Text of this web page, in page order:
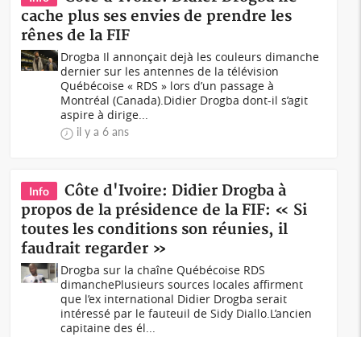
cache plus ses envies de prendre les
rênes de la FIF
Drogba Il annonçait dejà les couleurs dimanche
dernier sur les antennes de la télévision
Québécoise « RDS » lors d’un passage à
Montréal (Canada).Didier Drogba dont-il s’agit
aspire à dirige...
il y a 6 ans
Info
Côte d'Ivoire: Didier Drogba à
propos de la présidence de la FIF: « Si
toutes les conditions son réunies, il
faudrait regarder »
Drogba sur la chaîne Québécoise RDS
dimanchePlusieurs sources locales affirment
que l’ex international Didier Drogba serait
intéressé par le fauteuil de Sidy Diallo.L’ancien
capitaine des él...